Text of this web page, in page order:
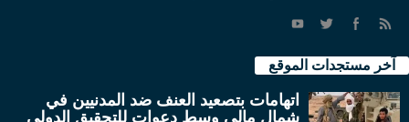
آخر مستجدات الموقع
اتهامات بتصعيد العنف ضد المدنيين في
شمال مالي وسط دعوات للتحقيق الدولي